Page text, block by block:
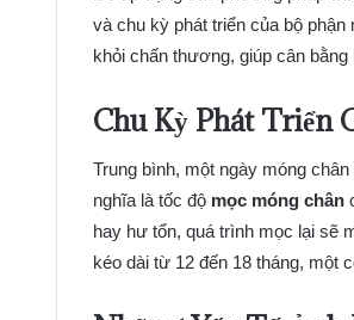
và chu kỳ phát triển của bộ
khỏi chấn thương, giúp cân bằng
Chu Kỳ Phát Triển
Trung bình, một ngày móng
nghĩa là tốc độ mọc móng chân
hay hư tổn, quá trình mọc lại sẽ
kéo dài từ 12 đến 18 tháng, một